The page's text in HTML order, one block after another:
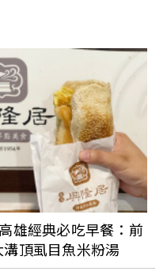
」不用飛日本再+1！日
海外首店就在台北中山區
法餐「SENS」新開幕！
味內涵，讓好吃的食物
感體驗
台北日式吃到飽餐廳
饗宴」新開幕，揉合日本
飯講究不將就
雄經典必吃早餐：前
頂虱目魚米粉湯